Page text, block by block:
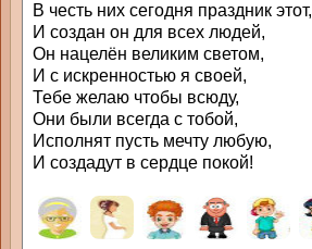
В честь них сегодня праздник этот,
И создан он для всех людей,
Он нацелён великим светом,
И с искренностью я своей,
Тебе желаю чтобы всюду,
Они были всегда с тобой,
Исполнят пусть мечту любую,
И создадут в сердце покой!